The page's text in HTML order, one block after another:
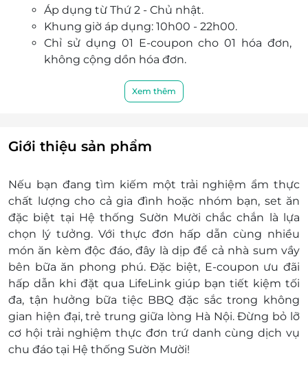
chỗ.
Cơ hội tận hưởng bữa tối sum vầy, thưởng thức
món ngon cùng E-coupon ưu đãi hấp dẫn chỉ có
tại Hệ thống Sườn Mười.
Áp dụng từ Thứ 2 - Chủ nhật.
Khung giờ áp dụng: 10h00 - 22h00.
Chỉ sử dụng 01 E-coupon cho 01 hóa đơn,
không cộng dồn hóa đơn.
Chỉ áp dụng cho khách hàng sử dụng dịch
Không áp dụng vào các ngày Lễ, Tết theo
quy định của nhà hàng.
trước khi đến 1 tiếng để được phục vụ tốt
nhất.
Thông tin liên hệ:
Hotline Sườn Mười: 090 168 1010
Hotline Lifelink: 19002065
Điều kiện khác:
E-coupon không có giá trị quy đổi thành
tiền mặt, không trả lại tiền thừa.
Không áp dụng đồng thời với chương trình
khuyến mại khác.
E-coupon đã bao gồm VAT.
Xem thêm
Giới thiệu sản phẩm
Nếu bạn đang tìm kiếm một trải nghiệm ẩm thực
chất lượng cho cả gia đình hoặc nhóm bạn, set ăn
đặc biệt tại Hệ thống Sườn Mười chắc chắn là lựa
chọn lý tưởng. Với thực đơn hấp dẫn cùng nhiều
món ăn kèm độc đáo, đây là dịp để cả nhà sum vầy
bên bữa ăn phong phú. Đặc biệt, E-coupon ưu đãi
hấp dẫn khi đặt qua LifeLink giúp bạn tiết kiệm tối
đa, tận hưởng bữa tiệc BBQ đặc sắc trong không
gian hiện đại, trẻ trung giữa lòng Hà Nội. Đừng bỏ lỡ
cơ hội trải nghiệm thực đơn trứ danh cùng dịch vụ
chu đáo tại Hệ thống Sườn Mười!